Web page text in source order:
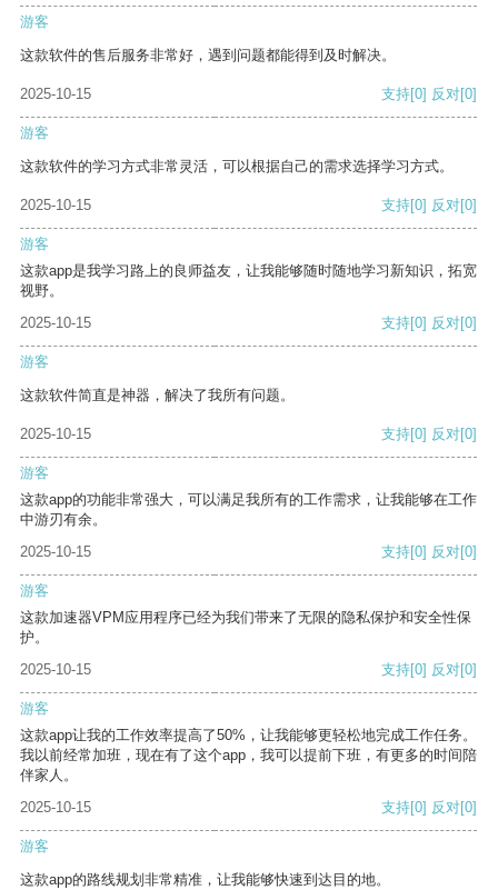
游客
这款软件的售后服务非常好，遇到问题都能得到及时解决。
2025-10-15 支持[0] 反对[0]
游客
这款软件的学习方式非常灵活，可以根据自己的需求选择学习方式。
2025-10-15 支持[0] 反对[0]
游客
这款app是我学习路上的良师益友，让我能够随时随地学习新知识，拓宽
视野。
2025-10-15
支持[0] 反对[0]
游客
这款软件简直是神器，解决了我所有问题。
2025-10-15 支持[0] 反对[0]
游客
这款app的功能非常强大，可以满足我所有的工作需求，让我能够在工作
中游刃有余。
2025-10-15
支持[0] 反对[0]
游客
这款加速器VPM应用程序已经为我们带来了无限的隐私保护和安全性保
护。
2025-10-15
支持[0] 反对[0]
游客
这款app让我的工作效率提高了50%，让我能够更轻松地完成工作任务。
我以前经常加班，现在有了这个app，我可以提前下班，有更多的时间陪
伴家人。
2025-10-15
支持[0] 反对[0]
游客
这款app的路线规划非常精准，让我能够快速到达目的地。